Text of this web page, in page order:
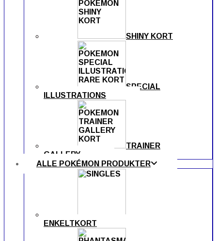
SHINY KORT
SPECIAL
ILLUSTRATIONS
TRAINER
GALLERY
ALLE POKÉMON PRODUKTER
ENKELTKORT